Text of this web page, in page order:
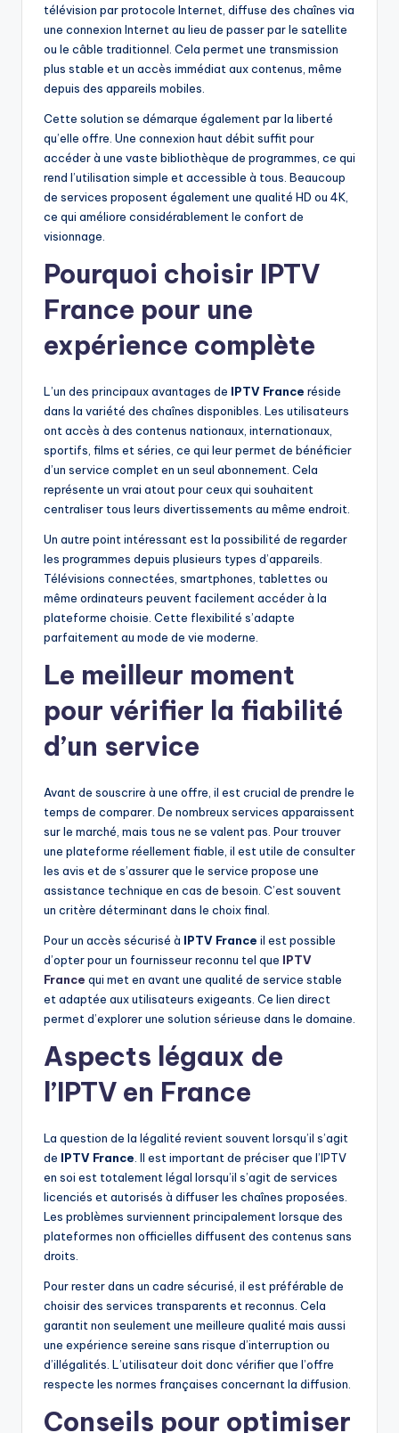
télévision par protocole Internet, diffuse des chaînes via
une connexion Internet au lieu de passer par le satellite
ou le câble traditionnel. Cela permet une transmission
plus stable et un accès immédiat aux contenus, même
depuis des appareils mobiles.
Cette solution se démarque également par la liberté
qu’elle offre. Une connexion haut débit suffit pour
accéder à une vaste bibliothèque de programmes, ce qui
rend l’utilisation simple et accessible à tous. Beaucoup
de services proposent également une qualité HD ou 4K,
ce qui améliore considérablement le confort de
visionnage.
Pourquoi choisir IPTV
France pour une
expérience complète
L’un des principaux avantages de IPTV France réside
dans la variété des chaînes disponibles. Les utilisateurs
ont accès à des contenus nationaux, internationaux,
sportifs, films et séries, ce qui leur permet de bénéficier
d’un service complet en un seul abonnement. Cela
représente un vrai atout pour ceux qui souhaitent
centraliser tous leurs divertissements au même endroit.
Un autre point intéressant est la possibilité de regarder
les programmes depuis plusieurs types d’appareils.
Télévisions connectées, smartphones, tablettes ou
même ordinateurs peuvent facilement accéder à la
plateforme choisie. Cette flexibilité s’adapte
parfaitement au mode de vie moderne.
Le meilleur moment
pour vérifier la fiabilité
d’un service
Avant de souscrire à une offre, il est crucial de prendre le
temps de comparer. De nombreux services apparaissent
sur le marché, mais tous ne se valent pas. Pour trouver
une plateforme réellement fiable, il est utile de consulter
les avis et de s’assurer que le service propose une
assistance technique en cas de besoin. C’est souvent
un critère déterminant dans le choix final.
Pour un accès sécurisé à IPTV France il est possible
d’opter pour un fournisseur reconnu tel que IPTV
France qui met en avant une qualité de service stable
et adaptée aux utilisateurs exigeants. Ce lien direct
permet d’explorer une solution sérieuse dans le domaine.
Aspects légaux de
l’IPTV en France
La question de la légalité revient souvent lorsqu’il s’agit
de IPTV France . Il est important de préciser que l’IPTV
en soi est totalement légal lorsqu’il s’agit de services
licenciés et autorisés à diffuser les chaînes proposées.
Les problèmes surviennent principalement lorsque des
plateformes non officielles diffusent des contenus sans
droits.
Pour rester dans un cadre sécurisé, il est préférable de
choisir des services transparents et reconnus. Cela
garantit non seulement une meilleure qualité mais aussi
une expérience sereine sans risque d’interruption ou
d’illégalités. L’utilisateur doit donc vérifier que l’offre
respecte les normes françaises concernant la diffusion.
Conseils pour optimiser